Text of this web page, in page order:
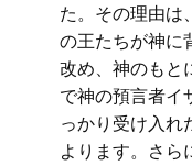
た。その理由は
の王たちが神に
改め、神のもと
で神の預言者イ
っかり受け入れ
よります。さら